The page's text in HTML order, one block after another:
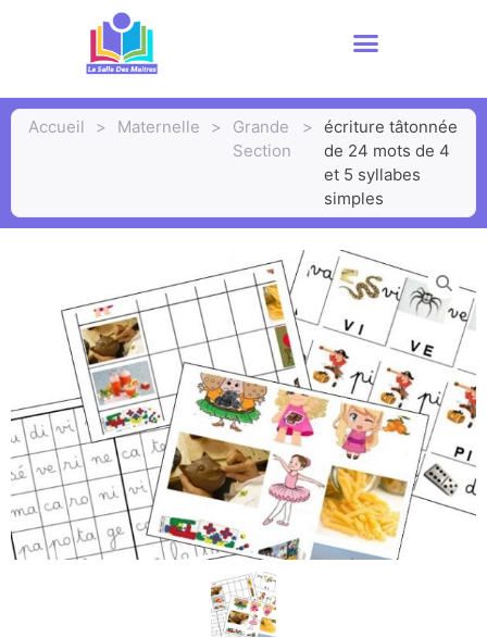
Accueil > Maternelle >
Grande
Section
>
écriture tâtonnée
de 24 mots de 4
et 5 syllabes
simples